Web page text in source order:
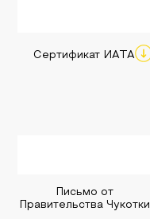
Сертификат ИАТА
Письмо от
Правительства Чукотки